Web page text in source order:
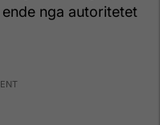
nga autoritetet